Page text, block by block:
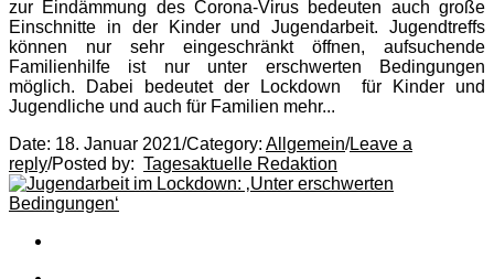
zur Eindämmung des Corona-Virus bedeuten auch große
Einschnitte in der Kinder und Jugendarbeit. Jugendtreffs
können nur sehr eingeschränkt öffnen, aufsuchende
Familienhilfe ist nur unter erschwerten Bedingungen
möglich. Dabei bedeutet der Lockdown für Kinder und
Jugendliche und auch für Familien mehr...
Date: 18. Januar 2021/Category: Allgemein/Leave a
reply/Posted by: Tagesaktuelle Redaktion